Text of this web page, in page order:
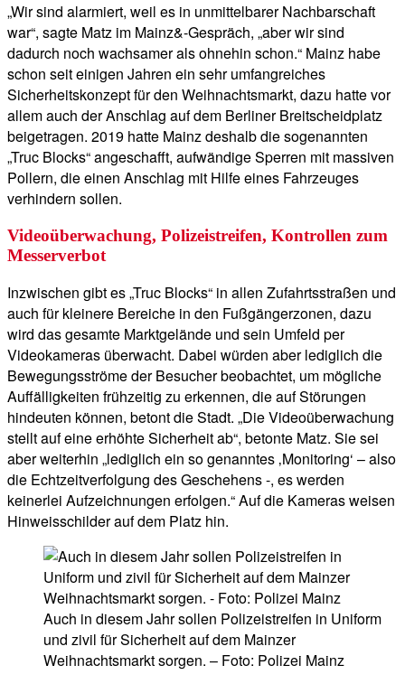
„Wir sind alarmiert, weil es in unmittelbarer Nachbarschaft
war“, sagte Matz im Mainz&-Gespräch, „aber wir sind
dadurch noch wachsamer als ohnehin schon.“ Mainz habe
schon seit einigen Jahren ein sehr umfangreiches
Sicherheitskonzept für den Weihnachtsmarkt, dazu hatte vor
allem auch der Anschlag auf dem Berliner Breitscheidplatz
beigetragen. 2019 hatte Mainz deshalb die sogenannten
„Truc Blocks“ angeschafft, aufwändige Sperren mit massiven
Pollern, die einen Anschlag mit Hilfe eines Fahrzeuges
verhindern sollen.
Videoüberwachung, Polizeistreifen, Kontrollen zum
Messerverbot
Inzwischen gibt es „Truc Blocks“ in allen Zufahrtsstraßen und
auch für kleinere Bereiche in den Fußgängerzonen, dazu
wird das gesamte Marktgelände und sein Umfeld per
Videokameras überwacht. Dabei würden aber lediglich die
Bewegungsströme der Besucher beobachtet, um mögliche
Auffälligkeiten frühzeitig zu erkennen, die auf Störungen
hindeuten können, betont die Stadt. „Die Videoüberwachung
stellt auf eine erhöhte Sicherheit ab“, betonte Matz. Sie sei
aber weiterhin „lediglich ein so genanntes ‚Monitoring‘ – also
die Echtzeitverfolgung des Geschehens -, es werden
keinerlei Aufzeichnungen erfolgen.“ Auf die Kameras weisen
Hinweisschilder auf dem Platz hin.
Auch in diesem Jahr sollen Polizeistreifen in Uniform
und zivil für Sicherheit auf dem Mainzer
Weihnachtsmarkt sorgen. – Foto: Polizei Mainz